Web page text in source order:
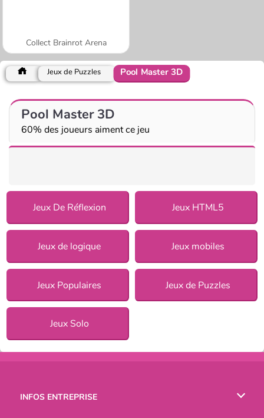
Collect Brainrot Arena
Jeux de Puzzles Pool Master 3D
Pool Master 3D
60% des joueurs aiment ce jeu
Jeux De Réflexion Jeux HTML5
Jeux de logique Jeux mobiles
Jeux Populaires Jeux de Puzzles
Jeux Solo
INFOS ENTREPRISE